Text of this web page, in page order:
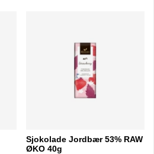
Sjokolade Jordbær 53% RAW
ØKO 40g